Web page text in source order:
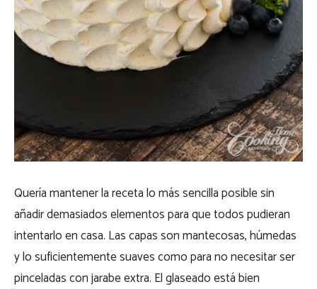
Quería mantener la receta lo más sencilla posible sin
añadir demasiados elementos para que todos pudieran
intentarlo en casa. Las capas son mantecosas, húmedas
y lo suficientemente suaves como para no necesitar ser
pinceladas con jarabe extra. El glaseado está bien